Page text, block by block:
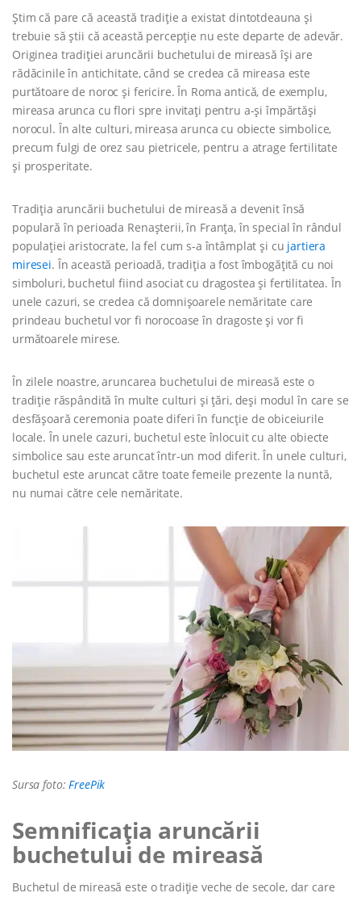
Știm că pare că această tradiție a existat dintotdeauna și
trebuie să știi că această percepție nu este departe de adevăr.
Originea tradiției aruncării buchetului de mireasă își are
rădăcinile în antichitate, când se credea că mireasa este
purtătoare de noroc și fericire. În Roma antică, de exemplu,
mireasa arunca cu flori spre invitați pentru a-și împărtăși
norocul. În alte culturi, mireasa arunca cu obiecte simbolice,
precum fulgi de orez sau pietricele, pentru a atrage fertilitate
și prosperitate.
Tradiția aruncării buchetului de mireasă a devenit însă
populară în perioada Renașterii, în Franța, în special în rândul
populației aristocrate, la fel cum s-a întâmplat și cu jartiera
miresei. În această perioadă, tradiția a fost îmbogățită cu noi
simboluri, buchetul fiind asociat cu dragostea și fertilitatea. În
unele cazuri, se credea că domnișoarele nemăritate care
prindeau buchetul vor fi norocoase în dragoste și vor fi
următoarele mirese.
În zilele noastre, aruncarea buchetului de mireasă este o
tradiție răspândită în multe culturi și țări, deși modul în care se
desfășoară ceremonia poate diferi în funcție de obiceiurile
locale. În unele cazuri, buchetul este înlocuit cu alte obiecte
simbolice sau este aruncat într-un mod diferit. În unele culturi,
buchetul este aruncat către toate femeile prezente la nuntă,
nu numai către cele nemăritate.
Sursa foto:FreePik
Semnificația aruncării
buchetului de mireasă
Buchetul de mireasă este o tradiție veche de secole, dar care